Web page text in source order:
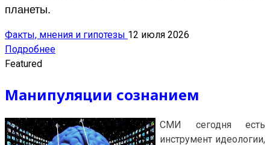
планеты.
Факты, мнения и гипотезы 12 июля 2026
Подробнее
Featured
Манипуляции сознанием
СМИ сегодня есть
инструмент идеологии,